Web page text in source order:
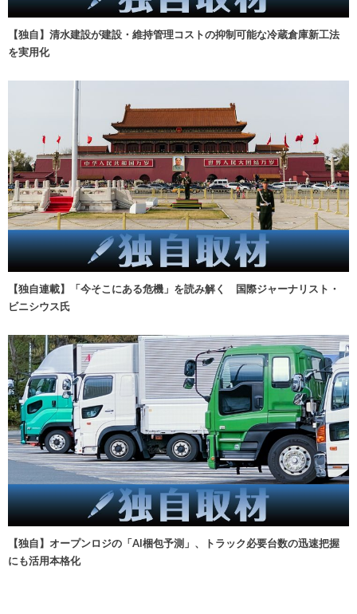
【独自】清水建設が建設・維持管理コストの抑制可能な冷蔵倉庫新工法
を実用化
【独自連載】「今そこにある危機」を読み解く 国際ジャーナリスト・
ビニシウス氏
【独自】オープンロジの「AI梱包予測」、トラック必要台数の迅速把握
にも活用本格化